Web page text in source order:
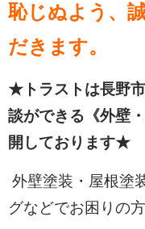
恥じぬよう、
だきます。
★トラストは長野
談ができる《外壁
開しております★
外壁塗装・屋根塗
グなどでお困りの